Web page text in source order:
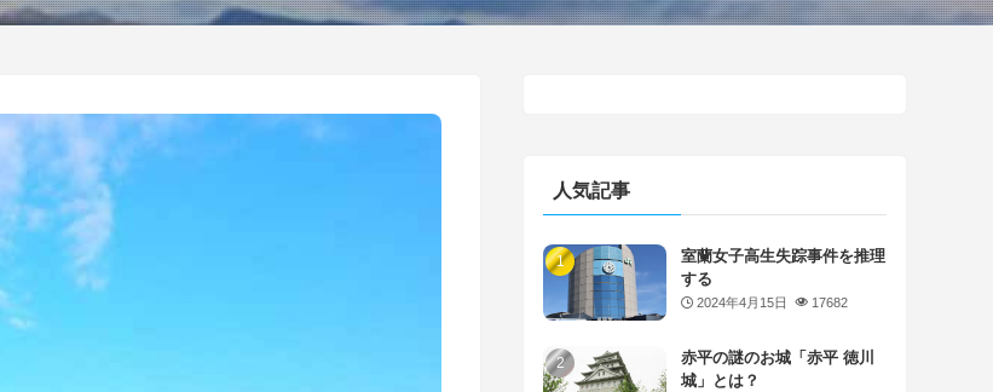
人気記事
室蘭女子高生失踪事件を推理
する
2024年4月15日 17682
赤平の謎のお城「赤平 徳川
城」とは？